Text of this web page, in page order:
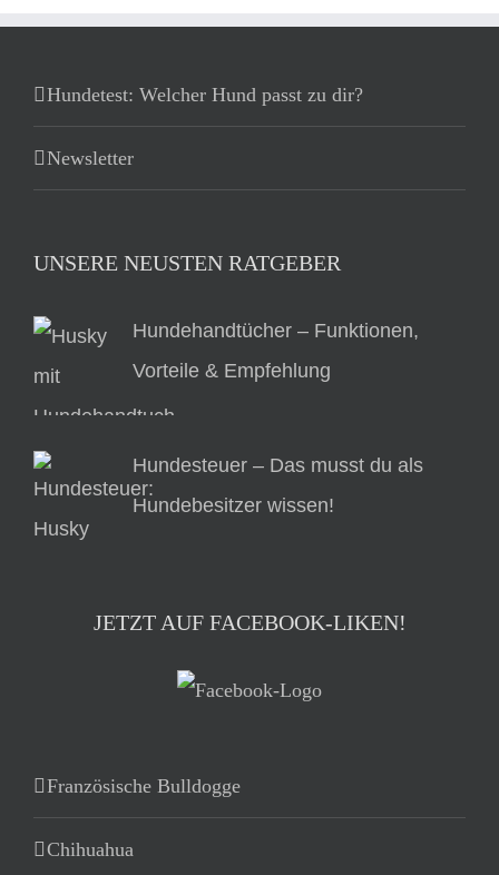
Hundetest: Welcher Hund passt zu dir?
Newsletter
UNSERE NEUSTEN RATGEBER
Hundehandtücher – Funktionen,
Vorteile & Empfehlung
Hundesteuer – Das musst du als
Hundebesitzer wissen!
JETZT AUF FACEBOOK-LIKEN!
Französische Bulldogge
Chihuahua